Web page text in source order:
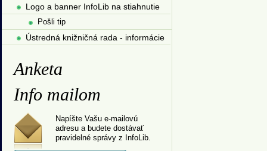
Logo a banner InfoLib na stiahnutie
Pošli tip
Ústredná knižničná rada - informácie
Anketa
Info mailom
Napíšte Vašu e-mailovú
adresu a budete dostávať
pravidelné správy z InfoLib.